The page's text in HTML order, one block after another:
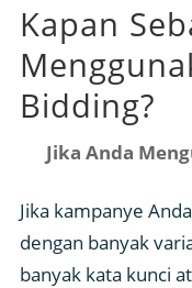
Kapan
Bidding?
Jika Anda
Jika kampanye
dengan banyak
banyak kata kunci